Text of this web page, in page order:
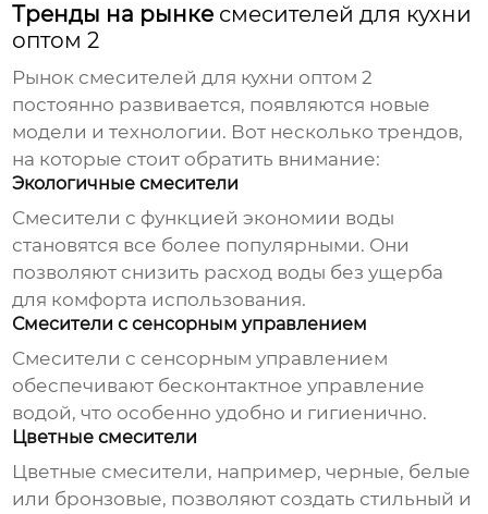
Тренды на рынке смесителей для кухни
оптом 2
Рынок смесителей для кухни оптом 2
постоянно развивается, появляются новые
модели и технологии. Вот несколько трендов,
на которые стоит обратить внимание:
Экологичные смесители
Смесители с функцией экономии воды
становятся все более популярными. Они
позволяют снизить расход воды без ущерба
для комфорта использования.
Смесители с сенсорным управлением
Смесители с сенсорным управлением
обеспечивают бесконтактное управление
водой, что особенно удобно и гигиенично.
Цветные смесители
Цветные смесители, например, черные, белые
или бронзовые, позволяют создать стильный и